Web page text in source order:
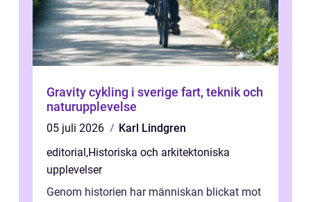
Gravity cykling i sverige fart, teknik och
naturupplevelse
05 juli 2026
Karl Lindgren
editorial ,Historiska och arkitektoniska
upplevelser
Genom historien har människan blickat mot